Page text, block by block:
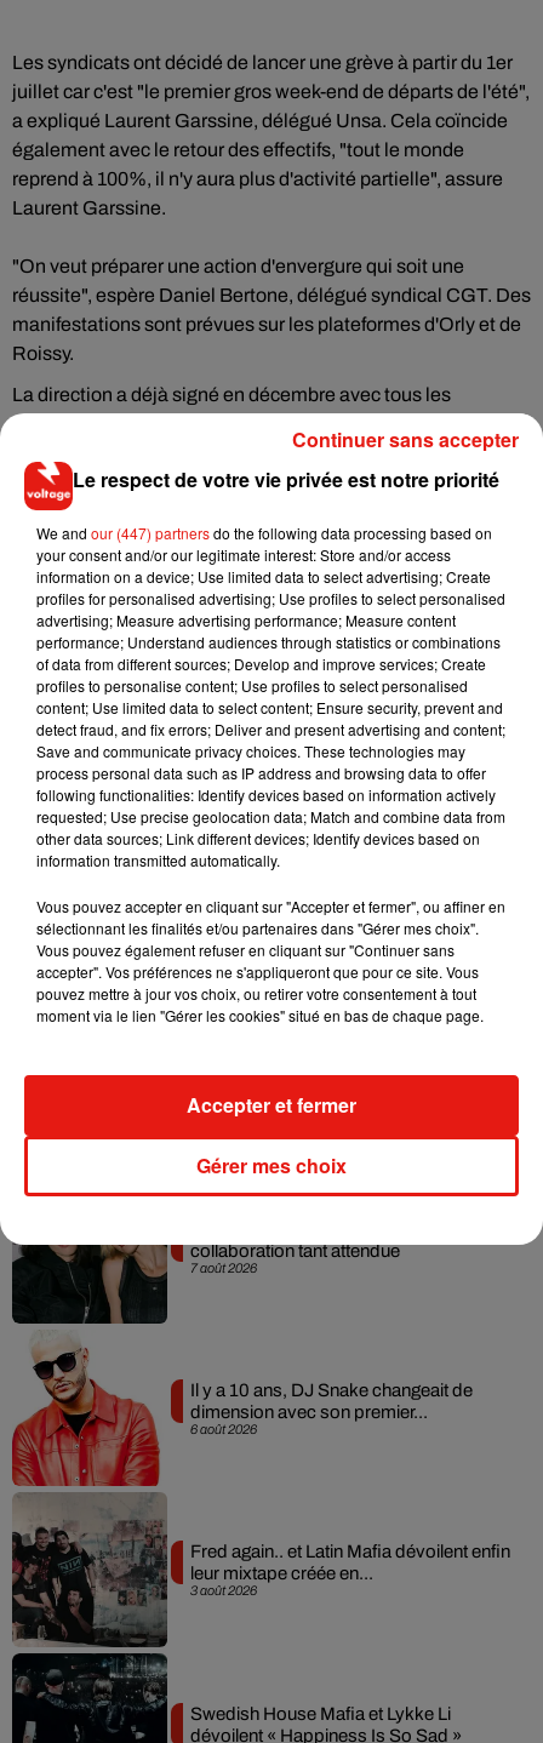
Les syndicats ont décidé de lancer une grève à partir du 1er
juillet car c'est "le premier gros week-end de départs de l'été",
a expliqué Laurent Garssine, délégué Unsa. Cela coïncide
également avec le retour des effectifs, "tout le monde
reprend à 100%, il n'y aura plus d'activité partielle", assure
Laurent Garssine.
"On veut préparer une action d'envergure qui soit une
réussite", espère Daniel Bertone, délégué syndical CGT. Des
manifestations sont prévues sur les plateformes d'Orly et de
Roissy.
La direction a déjà signé en décembre avec tous les
syndicats représentatifs (CGT, CFE-CGC et Unsa) un
accord pour une rupture conventionnelle collective (RCC)
qui prévoit 1 150 départs en 2021, dont 700 non remplacés.
"Comment l'État, actionnaire majoritaire, (...) peut-il laisser
(le PDG d'ADP) engager un plan social destructeur et sans
aucune justification économique alors que 1 150 salariés
partent déjà", interrogent les organisations syndicales dans
leur communiqué.
Elles dénoncent également le rachat par ADP des aéroports
indiens (GMR) pour 1,2 milliard d'euros en 2020.
(Avec AFP)
Musique
7 août 2026
7 août 2026
collaboration tant attendue
6 août 2026
Il y a 10 ans, DJ Snake changeait de
dimension avec son premier...
3 août 2026
Fred again.. et Latin Mafia dévoilent enfin
leur mixtape créée en...
Swedish House Mafia et Lykke Li
dévoilent « Happiness Is So Sad »
Le respect de votre vie privée est notre priorité
We and our (447) partnersdo the following data processing based on
your consent and/or our legitimate interest: Store and/or access
information on a device; Use limited data to select advertising; Create
profiles for personalised advertising; Use profiles to select personalised
advertising; Measure advertising performance; Measure content
performance; Understand audiences through statistics or combinations
of data from different sources; Develop and improve services; Create
profiles to personalise content; Use profiles to select personalised
content; Use limited data to select content; Ensure security, prevent and
detect fraud, and fix errors; Deliver and present advertising and content;
Save and communicate privacy choices. These technologies may
process personal data such as IP address and browsing data to offer
following functionalities: Identify devices based on information actively
requested; Use precise geolocation data; Match and combine data from
other data sources; Link different devices; Identify devices based on
information transmitted automatically.
Vous pouvez accepter en cliquant sur "Accepter et fermer", ou affiner en
sélectionnant les finalités et/ou partenaires dans "Gérer mes choix".
Vous pouvez également refuser en cliquant sur "Continuer sans
accepter". Vos préférences ne s'appliqueront que pour ce site. Vous
pouvez mettre à jour vos choix, ou retirer votre consentement à tout
moment via le lien "Gérer les cookies" situé en bas de chaque page.
Gérer mes choix
Accepter et fermer
Continuer sans accepter